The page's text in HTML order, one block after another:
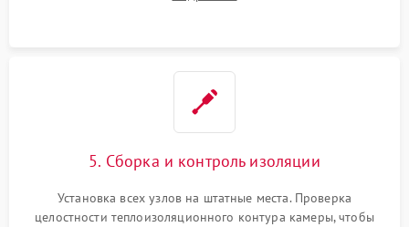
5. Сборка и контроль изоляции
Установка всех узлов на штатные места. Проверка
целостности теплоизоляционного контура камеры, чтобы